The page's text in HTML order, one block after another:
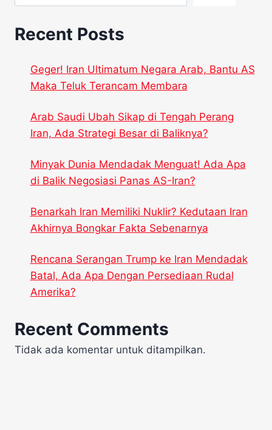
BESAR
DARI
ISRAEL
Recent Posts
Geger! Iran Ultimatum Negara Arab, Bantu AS
Maka Teluk Terancam Membara
Arab Saudi Ubah Sikap di Tengah Perang
Iran, Ada Strategi Besar di Baliknya?
Minyak Dunia Mendadak Menguat! Ada Apa
di Balik Negosiasi Panas AS-Iran?
Benarkah Iran Memiliki Nuklir? Kedutaan Iran
Akhirnya Bongkar Fakta Sebenarnya
Rencana Serangan Trump ke Iran Mendadak
Batal, Ada Apa Dengan Persediaan Rudal
Amerika?
Recent Comments
Tidak ada komentar untuk ditampilkan.